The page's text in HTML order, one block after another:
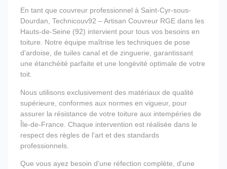
En tant que couvreur professionnel à Saint-Cyr-sous-
Dourdan, Technicouv92 – Artisan Couvreur RGE dans les
Hauts-de-Seine (92) intervient pour tous vos besoins en
toiture. Notre équipe maîtrise les techniques de pose
d'ardoise, de tuiles canal et de zinguerie, garantissant
une étanchéité parfaite et une longévité optimale de votre
toit.
Nous utilisons exclusivement des matériaux de qualité
supérieure, conformes aux normes en vigueur, pour
assurer la résistance de votre toiture aux intempéries de
Île-de-France. Chaque intervention est réalisée dans le
respect des règles de l'art et des standards
professionnels.
Que vous ayez besoin d'une réfection complète, d'une